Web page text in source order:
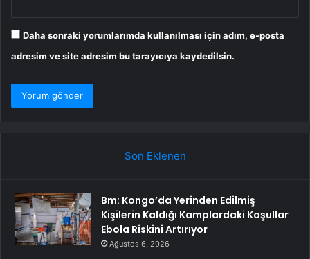
Daha sonraki yorumlarımda kullanılması için adım, e-posta
adresim ve site adresim bu tarayıcıya kaydedilsin.
Son Eklenen
Bm: Kongo’da Yerinden Edilmiş
Kişilerin Kaldığı Kamplardaki Koşullar
Ebola Riskini Artırıyor
Ağustos 6, 2026